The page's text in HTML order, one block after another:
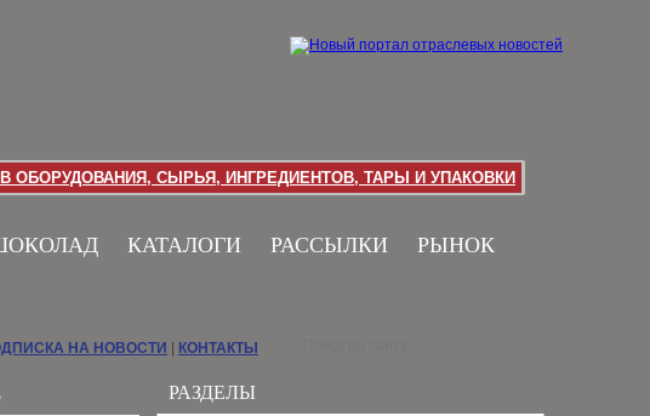
ОБОРУДОВАНИЯ, СЫРЬЯ, ИНГРЕДИЕНТОВ, ТАРЫ И УПАКОВКИ
КАТАЛОГИ РАССЫЛКИ РЫНОК
РАЗДЕЛЫ
НА НОВОСТИ КОНТАКТЫ